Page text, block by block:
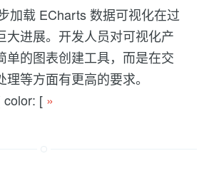
加载 ECharts 数据可视化在过
大进展。开发人员对可视化产
单的图表创建工具，而是在交
等方面有更高的要求。
color: [ »